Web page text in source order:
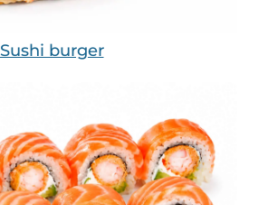
Sushi burger